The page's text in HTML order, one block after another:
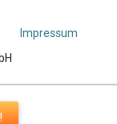
Impressum